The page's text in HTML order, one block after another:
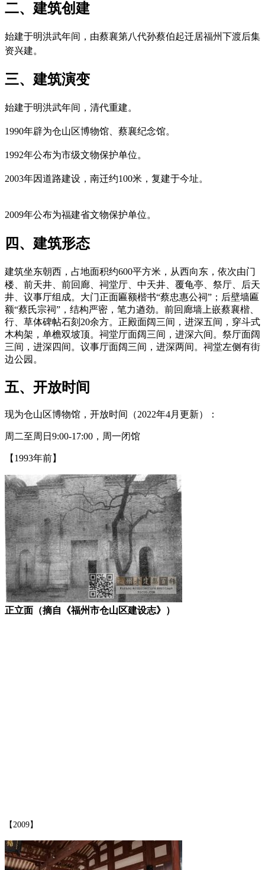
二、建筑创建
始建于明洪武年间，由蔡襄第八代孙蔡伯起迁居福州下渡后集
资兴建。
三、建筑演变
始建于明洪武年间，清代重建。
1990年辟为仓山区博物馆、蔡襄纪念馆。
1992年公布为市级文物保护单位。
2003年因道路建设，南迁约100米，复建于今址。
2009年公布为福建省文物保护单位。
四、建筑形态
建筑坐东朝西，占地面积约600平方米，从西向东，依次由门
楼、前天井、前回廊、祠堂厅、中天井、覆龟亭、祭厅、后天
井、议事厅组成。大门正面匾额楷书“蔡忠惠公祠”；后壁墙匾
额“蔡氏宗祠”，结构严密，笔力遒劲。前回廊墙上嵌蔡襄楷、
行、草体碑帖石刻20余方。正殿面阔三间，进深五间，穿斗式
木构架，单檐双坡顶。祠堂厅面阔三间，进深六间。祭厅面阔
三间，进深四间。议事厅面阔三间，进深两间。祠堂左侧有街
边公园。
五、开放时间
现为仓山区博物馆，开放时间（2022年4月更新）：
周二至周日9:00-17:00，周一闭馆
【1993年前】
正立面（摘自《福州市仓山区建设志》）
【2009】